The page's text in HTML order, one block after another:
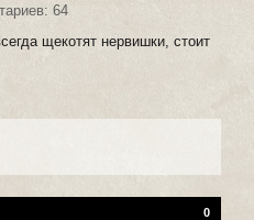
64
щекотят нервишки, стоит
0